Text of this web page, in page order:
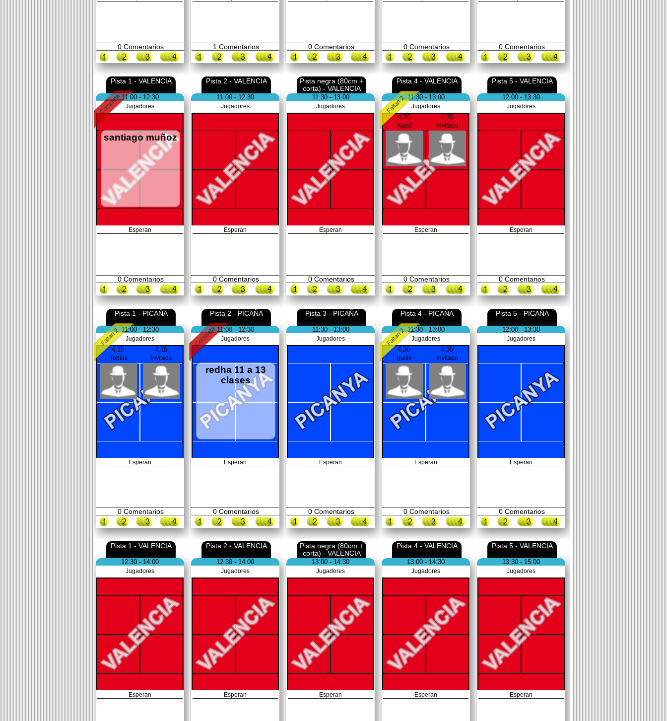
0Comentarios 1 Comentarios 0Comentarios 0Comentarios 0Comentarios
Pista 1 - VALENCIA
11:00 - 12:30
Jugadores
santiago muñoz
Esperan
0Comentarios
Pista 2 - VALENCIA
11:00 - 12:30
Jugadores
Esperan
0Comentarios
Pista negra (80cm +
corta) - VALENCIA
11:30 - 13:00
Jugadores
Esperan
0Comentarios
Pista 4 - VALENCIA
11:30 - 13:00
Jugadores
4,20
Alan9
4,20
Invitado
Esperan
0Comentarios
Pista 5 - VALENCIA
12:00 - 13:30
Jugadores
Esperan
0Comentarios
Pista 1 - PICAÑA
11:00 - 12:30
Jugadores
4,15
Tobias
4,15
Invitado
Esperan
0Comentarios
Pista 2 - PICAÑA
11:00 - 12:30
Jugadores
redha 11 a 13
clases
Esperan
0Comentarios
Pista 3 - PICAÑA
11:30 - 13:00
Jugadores
Esperan
0Comentarios
Pista 4 - PICAÑA
11:30 - 13:00
Jugadores
4,30
guille
4,35
Invitado
Esperan
0Comentarios
Pista 5 - PICAÑA
12:00 - 13:30
Jugadores
Esperan
0Comentarios
Pista 1 - VALENCIA
12:30 - 14:00
Jugadores
Esperan
Pista 2 - VALENCIA
12:30 - 14:00
Jugadores
Esperan
Pista negra (80cm +
corta) - VALENCIA
13:00 - 14:30
Jugadores
Esperan
Pista 4 - VALENCIA
13:00 - 14:30
Jugadores
Esperan
Pista 5 - VALENCIA
13:30 - 15:00
Jugadores
Esperan